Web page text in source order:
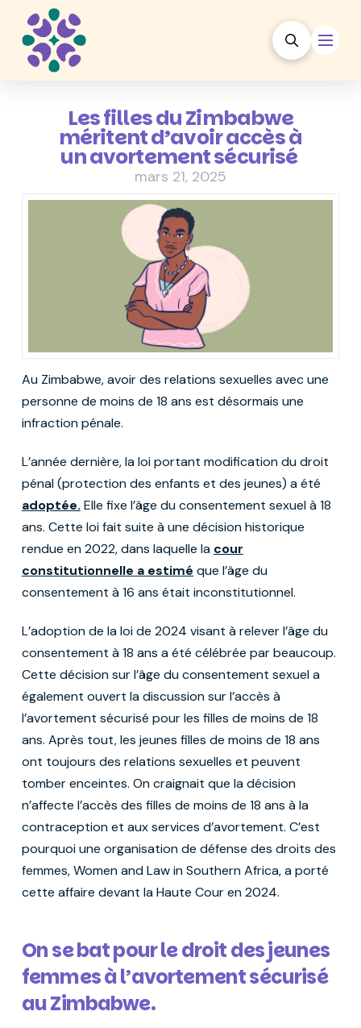
Les filles du Zimbabwe
méritent d’avoir accès à
un avortement sécurisé
mars 21, 2025
Au Zimbabwe, avoir des relations sexuelles avec une
personne de moins de 18 ans est désormais une
infraction pénale.
L’année dernière, la loi portant modification du droit
pénal (protection des enfants et des jeunes) a été
adoptée. Elle fixe l’âge du consentement sexuel à 18
ans. Cette loi fait suite à une décision historique
rendue en 2022, dans laquelle la cour
constitutionnelle a estimé que l’âge du
consentement à 16 ans était inconstitutionnel.
L’adoption de la loi de 2024 visant à relever l’âge du
consentement à 18 ans a été célébrée par beaucoup.
Cette décision sur l’âge du consentement sexuel a
également ouvert la discussion sur l’accès à
l’avortement sécurisé pour les filles de moins de 18
ans. Après tout, les jeunes filles de moins de 18 ans
ont toujours des relations sexuelles et peuvent
tomber enceintes. On craignait que la décision
n’affecte l’accès des filles de moins de 18 ans à la
contraception et aux services d’avortement. C’est
pourquoi une organisation de défense des droits des
femmes, Women and Law in Southern Africa, a porté
cette affaire devant la Haute Cour en 2024.
On se bat pour le droit des jeunes
femmes à l’avortement sécurisé
au Zimbabwe.